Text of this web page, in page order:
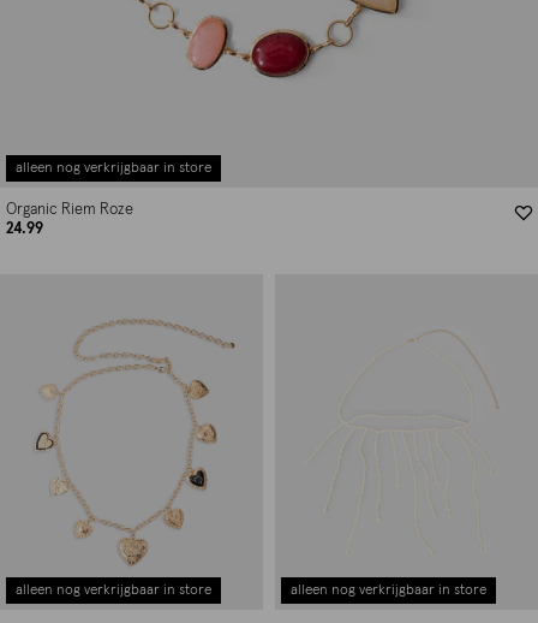
alleen nog verkrijgbaar in store
Organic Riem Roze
24.99
alleen nog verkrijgbaar in store alleen nog verkrijgbaar in store